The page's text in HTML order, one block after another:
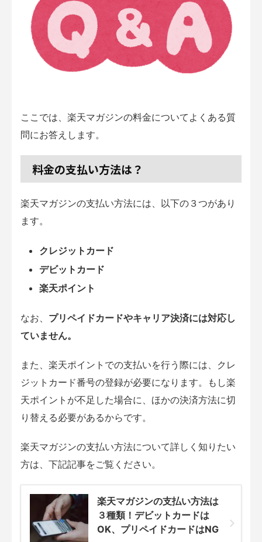
ここでは、楽天マガジンの料金についてよくある質
問にお答えします。
料金の支払い方法は？
楽天マガジンの支払い方法には、以下の３つがあり
ます。
クレジットカード
デビットカード
楽天ポイント
なお、 プリペイドカードやキャリア決済には対応し
ていません。
また、楽天ポイントでの支払いを行う際には、クレ
ジットカード番号の登録が必要になります。もし楽
天ポイントが不足した場合に、ほかの決済方法に切
り替える必要があるからです。
楽天マガジンの支払い方法について詳しく知りたい
方は、下記記事をご覧ください。
楽天マガジンの支払い方法は
３種類！デビットカードは
OK、プリペイドカードはNG